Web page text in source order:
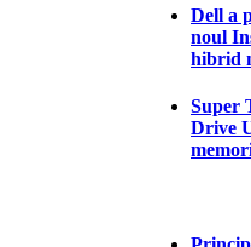
Dell a
noul
hibrid
Super
Drive